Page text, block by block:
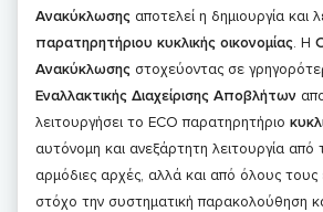
Ανακύκλωσης αποτελεί η δημιουργία και
παρατηρητήριου κυκλικής οικονομίας. Η
Ανακύκλωσης στοχεύοντας σε
Εναλλακτικής Διαχείρισης Αποβλήτων
λειτουργήσει το ECO παρατηρητήριο
αυτόνομη και ανεξάρτητη λειτουργία από
αρμόδιες αρχές, αλλά και από όλους τους
στόχο την συστηματική παρακολούθηση